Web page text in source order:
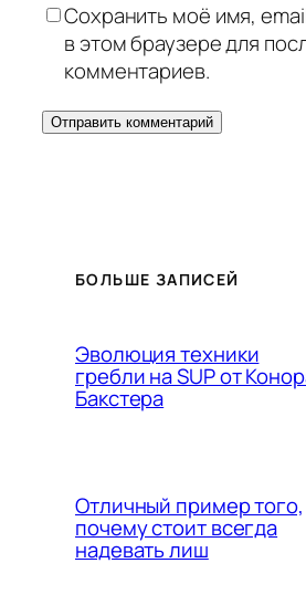
Сохранить моё имя,
в этом браузере для
комментариев.
БОЛЬШЕ ЗАПИСЕЙ
Эволюция техники
гребли на SUP от
Бакстера
Отличный пример того,
почему стоит всегда
надевать лиш